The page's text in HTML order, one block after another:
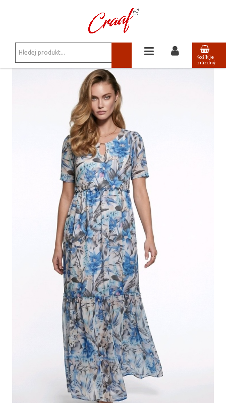
Košík je
prázdný
/
MAXI ŠATY DAGMAR 12 MODRO-ŠEDÁ ELEGANCE